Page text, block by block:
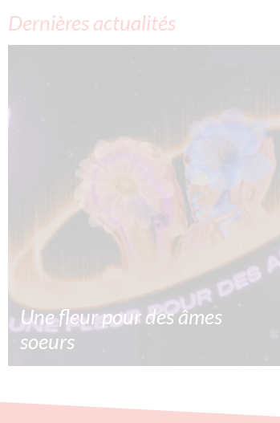
Dernières actualités
Une fleur pour des âmes
soeurs
permettra de faire un don à une association !